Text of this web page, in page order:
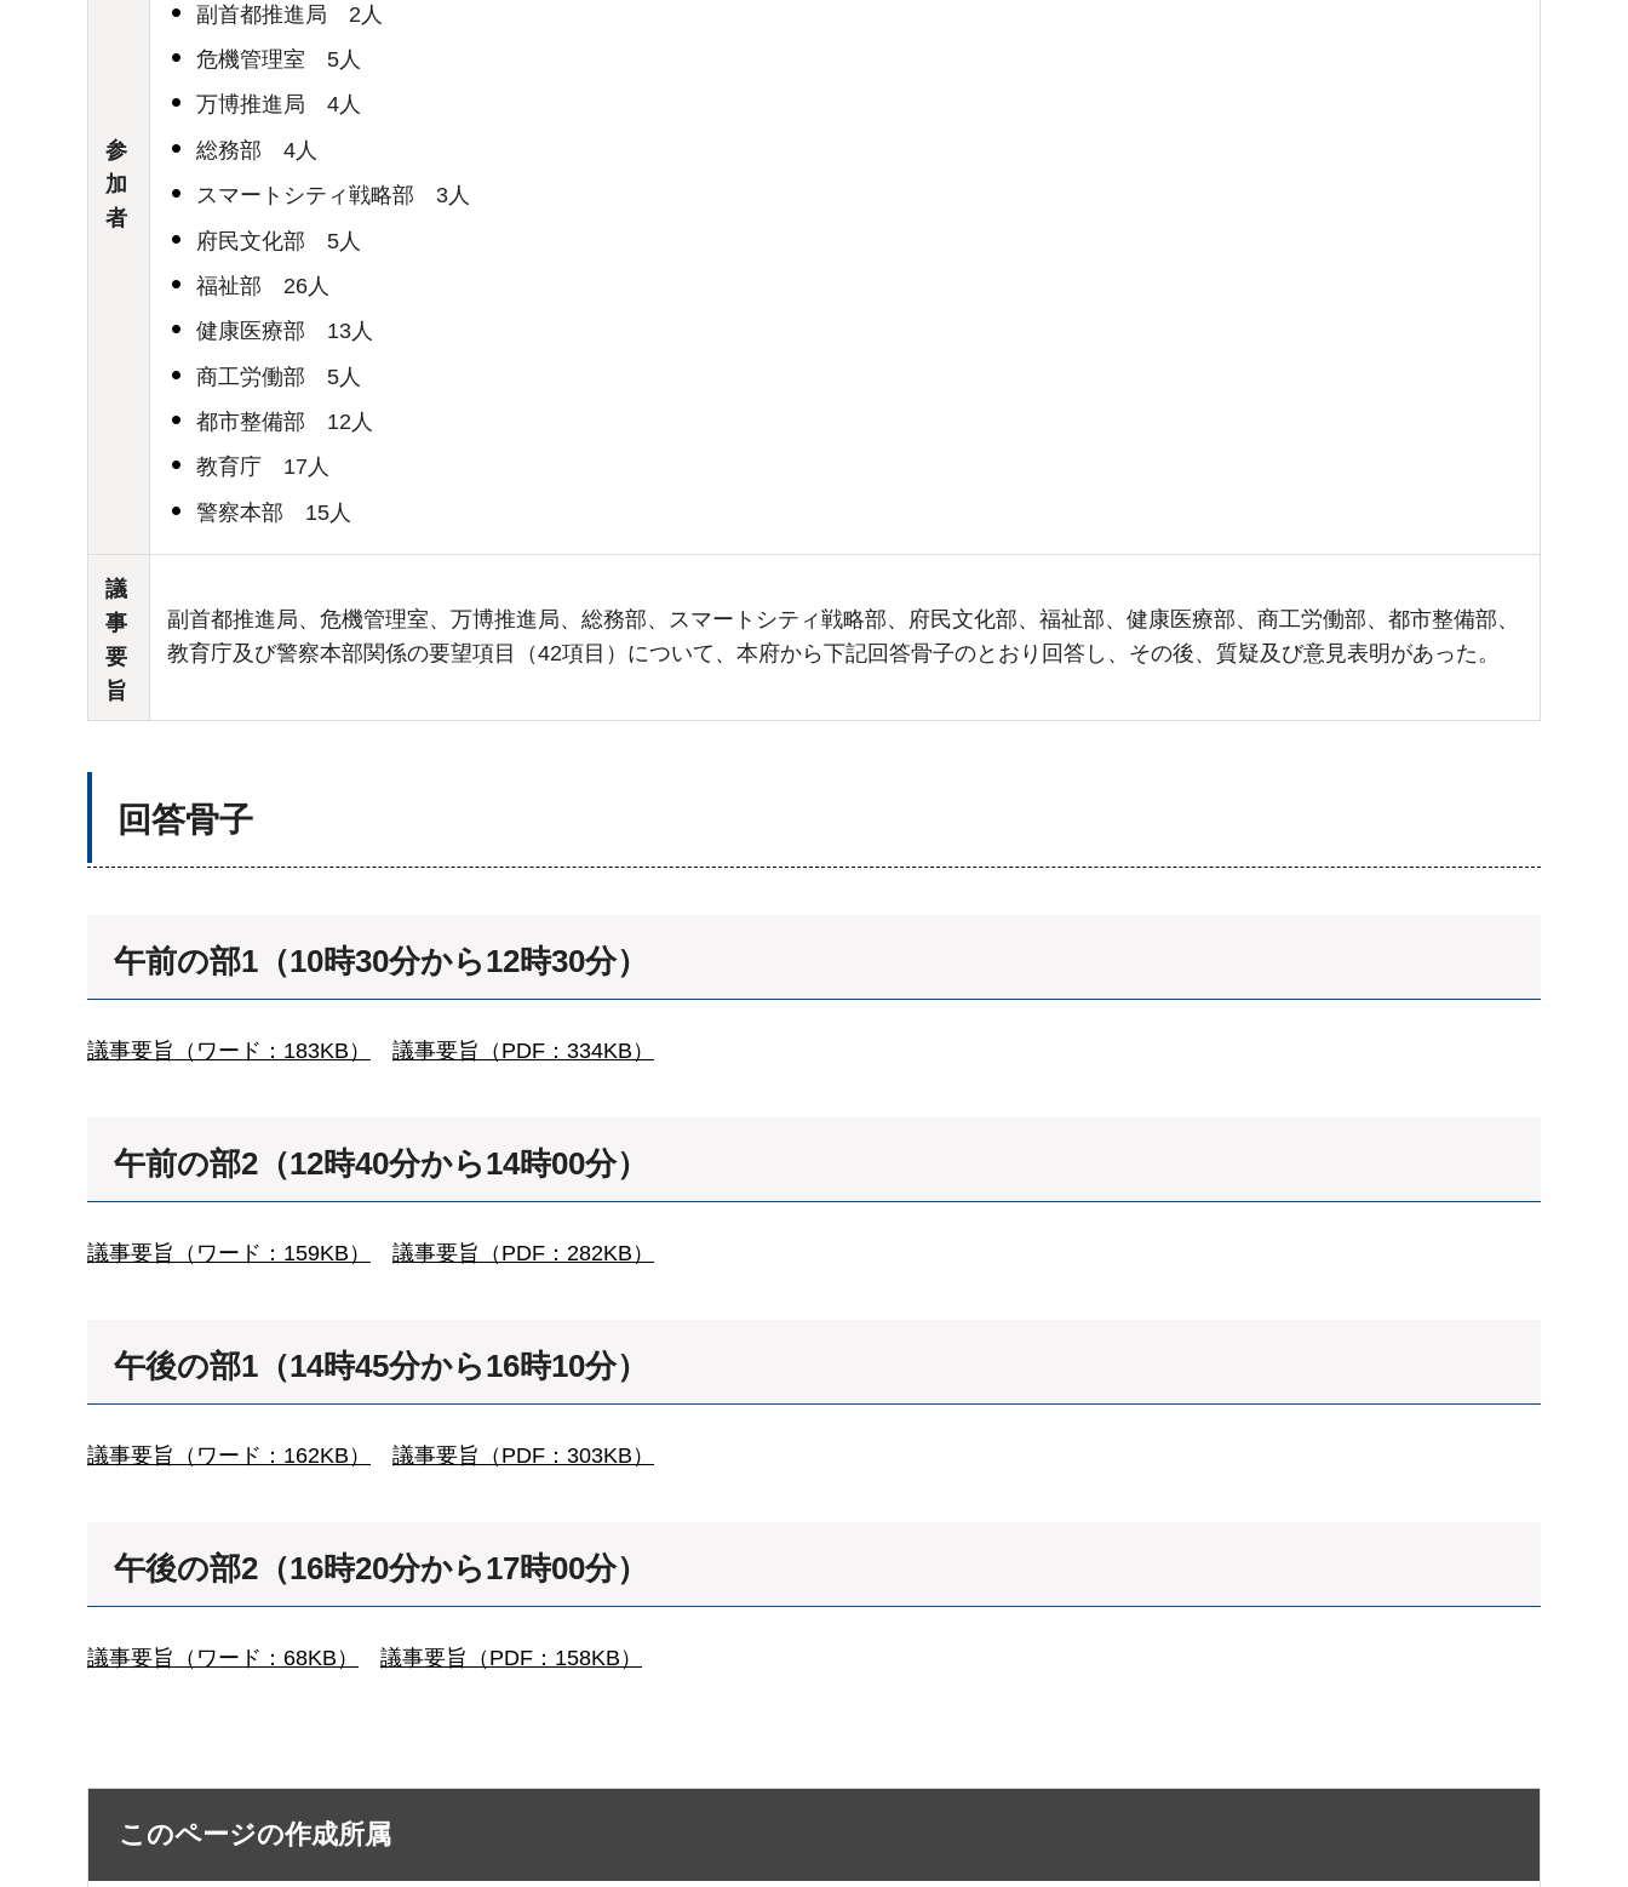
参
加
者
副首都推進局 2人
危機管理室 5人
万博推進局 4人
総務部 4人
スマートシティ戦略部 3人
府民文化部 5人
福祉部 26人
健康医療部 13人
商工労働部 5人
都市整備部 12人
教育庁 17人
警察本部 15人
議
事
要
旨
副首都推進局、危機管理室、万博推進局、総務部、スマートシティ戦略部、府民文化部、福祉部、健康医療部、商工労働部、都市整備部、
教育庁及び警察本部関係の要望項目（42項目）について、本府から下記回答骨子のとおり回答し、その後、質疑及び意見表明があった。
回答骨子
午前の部1（10時30分から12時30分）
議事要旨（ワード：183KB） 議事要旨（PDF：334KB）
午前の部2（12時40分から14時00分）
議事要旨（ワード：159KB） 議事要旨（PDF：282KB）
午後の部1（14時45分から16時10分）
議事要旨（ワード：162KB） 議事要旨（PDF：303KB）
午後の部2（16時20分から17時00分）
議事要旨（ワード：68KB） 議事要旨（PDF：158KB）
このページの作成所属